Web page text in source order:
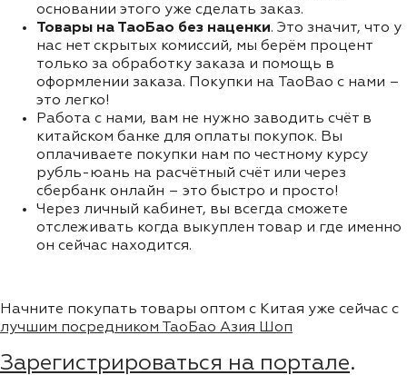
основании этого уже сделать заказ.
Товары на ТаоБао без наценки. Это значит, что у
нас нет скрытых комиссий, мы берём процент
только за обработку заказа и помощь в
оформлении заказа. Покупки на TaoBao с нами –
это легко!
Работа с нами, вам не нужно заводить счёт в
китайском банке для оплаты покупок. Вы
оплачиваете покупки нам по честному курсу
рубль-юань на расчётный счёт или через
сбербанк онлайн – это быстро и просто!
Через личный кабинет, вы всегда сможете
отслеживать когда выкуплен товар и где именно
он сейчас находится.
Начните покупать товары оптом с Китая уже сейчас с
лучшим посредником ТаоБао Азия Шоп
Зарегистрироваться на портале.